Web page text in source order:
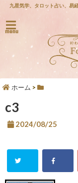
九星気学、タロット占い、易
menu
ホーム >
c3
2024/08/25